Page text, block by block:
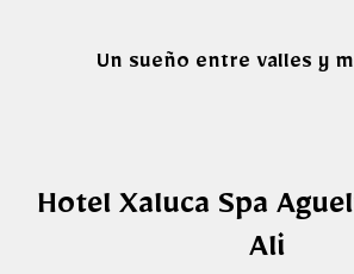
Un sueño entre valles y
Hotel Xaluca Spa
Ali